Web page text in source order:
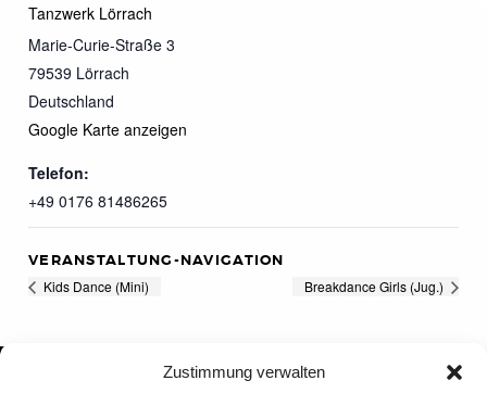
Zustimmung verwalten
Tanzwerk Lörrach
Marie-Curie-Straße 3
79539 Lörrach
Deutschland
Google Karte anzeigen
Telefon:
+49 0176 81486265
VERANSTALTUNG-NAVIGATION
Kids Dance (Mini) Breakdance Girls (Jug.)